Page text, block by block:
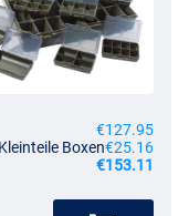
€127.95
Boxen€25.16
€153.11